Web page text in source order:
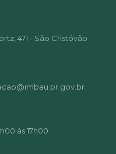
471 - São Cristóvão
ás 17h00.